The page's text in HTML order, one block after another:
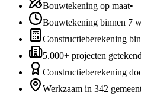
Bouwtekening op maat•
Bouwtekening binnen 7
Constructieberekening
5.000+ projecten getekend
Constructieberekening
Werkzaam in 342